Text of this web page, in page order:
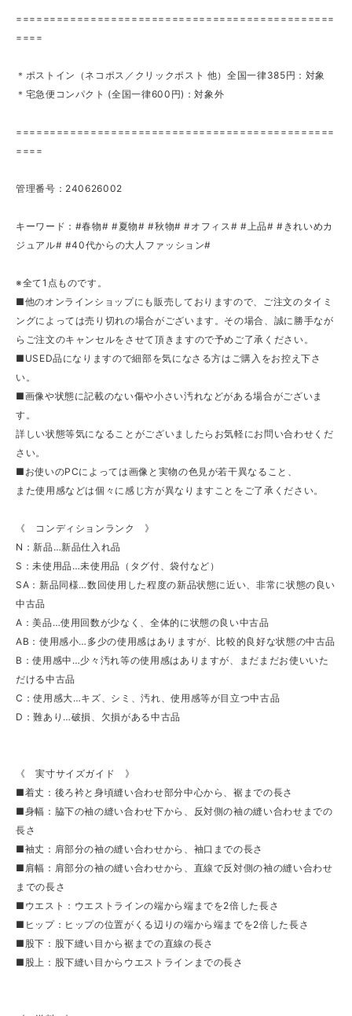
===============================================
====
＊ポストイン（ネコポス／クリックポスト 他）全国一律385円：対象
＊宅急便コンパクト (全国一律600円)：対象外
===============================================
====
管理番号：240626002
キーワード：#春物# #夏物# #秋物# #オフィス# #上品# #きれいめカ
ジュアル# #40代からの大人ファッション#
※全て1点ものです。
■他のオンラインショップにも販売しておりますので、ご注文のタイミ
ングによっては売り切れの場合がございます。その場合、誠に勝手なが
らご注文のキャンセルをさせて頂きますので予めご了承ください。
■USED品になりますので細部を気になさる方はご購入をお控え下さ
い。
■画像や状態に記載のない傷や小さい汚れなどがある場合がございま
す。
詳しい状態等気になることがございましたらお気軽にお問い合わせくだ
さい。
■お使いのPCによっては画像と実物の色見が若干異なること、
また使用感などは個々に感じ方が異なりますことをご了承ください。
《 コンディションランク 》
N：新品…新品仕入れ品
S：未使用品…未使用品（タグ付、袋付など）
SA：新品同様…数回使用した程度の新品状態に近い、非常に状態の良い
中古品
A：美品…使用回数が少なく、全体的に状態の良い中古品
AB：使用感小…多少の使用感はありますが、比較的良好な状態の中古品
B：使用感中…少々汚れ等の使用感はありますが、まだまだお使いいた
だける中古品
C：使用感大…キズ、シミ、汚れ、使用感等が目立つ中古品
D：難あり…破損、欠損がある中古品
《 実寸サイズガイド 》
■着丈：後ろ衿と身頃縫い合わせ部分中心から、裾までの長さ
■身幅：脇下の袖の縫い合わせ下から、反対側の袖の縫い合わせまでの
長さ
■袖丈：肩部分の袖の縫い合わせから、袖口までの長さ
■肩幅：肩部分の袖の縫い合わせから、直線で反対側の袖の縫い合わせ
までの長さ
■ウエスト：ウエストラインの端から端までを2倍した長さ
■ヒップ：ヒップの位置がくる辺りの端から端までを2倍した長さ
■股下：股下縫い目から裾までの直線の長さ
■股上：股下縫い目からウエストラインまでの長さ